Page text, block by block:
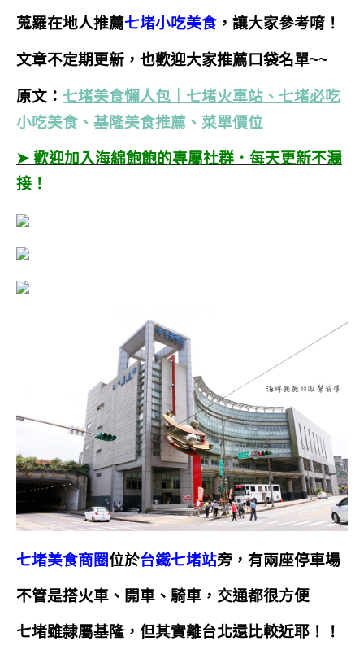
蒐羅在地人推薦七堵小吃美食 ，讓大家參考唷！
文章不定期更新，也歡迎大家推薦口袋名單~~
原文： 七堵美食懶人包｜七堵火車站、七堵必吃
小吃美食、基隆美食推薦、菜單價位
➤ 歡迎加入海綿飽飽的專屬社群．每天更新不漏
接！
七堵美食商圈位於台鐵七堵站旁，有兩座停車場
不管是搭火車、開車、騎車，交通都很方便
七堵雖隸屬基隆，但其實離台北還比較近耶！！